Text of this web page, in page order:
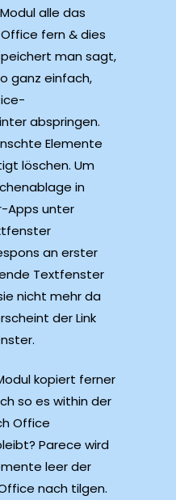
alle das
fern & dies
man sagt,
ganz einfach,
abspringen.
Elemente
löschen. Um
in
Apps unter
an erster
Textfenster
nicht mehr da
der Link
kopiert ferner
so es within der
Office
Parece wird
leer der
nach tilgen.